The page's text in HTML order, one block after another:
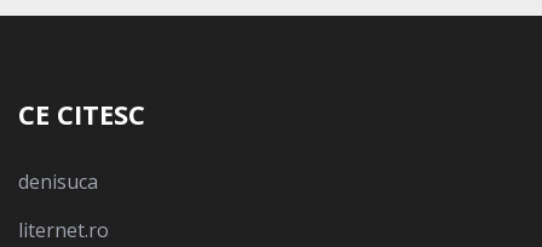
CE CITESC
denisuca
liternet.ro